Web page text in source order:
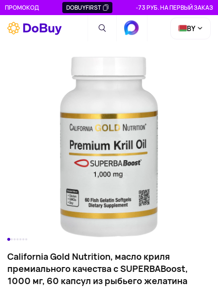
ПРОМОКОД DOBUYFIRST -73 РУБ. НА ПЕРВЫЙ ЗАКАЗ
BY
California Gold Nutrition, масло криля
премиального качества с SUPERBABoost,
1000 мг, 60 капсул из рыбьего желатина